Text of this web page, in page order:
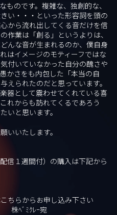
ものです。複雑な、独創的な、
い・・・といった形容詞を頭の
から流れ出してくる音だけを信
作業は「創る」というよりは、
んな音が生まれるのか、僕自身
はイメージのモティーフではな
付いていなかった自分の醜さや
かさをも内包した「本当の自
えられたのだと思っています。
器として震わせてくれている喜
れからも訪れてくるであろう
いと思います。
いいたします。
信１週間付）の購入は下記から
ちらからお申し込み下さい
株ﾍﾞﾐｸﾚｰ宛